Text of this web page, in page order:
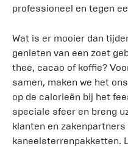
professioneel en tegen
Wat is er mooier dan
genieten van een zoet
thee, cacao of koffie?
samen, maken we het
op de calorieën bij het
speciale sfeer en breng
klanten en
kaneelsterrenpakketten.